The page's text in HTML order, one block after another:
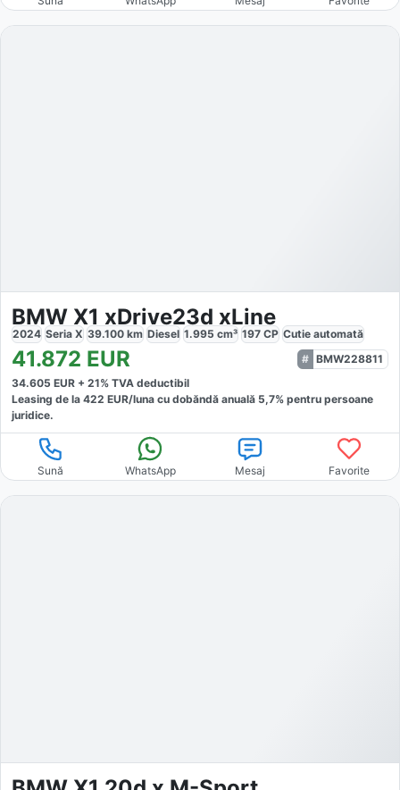
BMW X1 xDrive23d xLine
2024 Seria X 39.100 km Diesel 1.995 cm³ 197 CP Cutie automată
41.872 EUR
BMW228811
34.605 EUR + 21% TVA deductibil
Leasing de la 422 EUR/luna cu dobăndă anuală 5,7% pentru persoane
juridice.
Sună WhatsApp Mesaj Favorite